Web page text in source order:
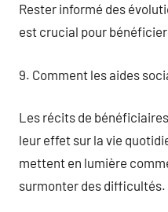
Rester informé des
est crucial pour
9. Comment les aides
Les récits de
leur effet sur la vie
mettent en lumière
surmonter des difficultés.